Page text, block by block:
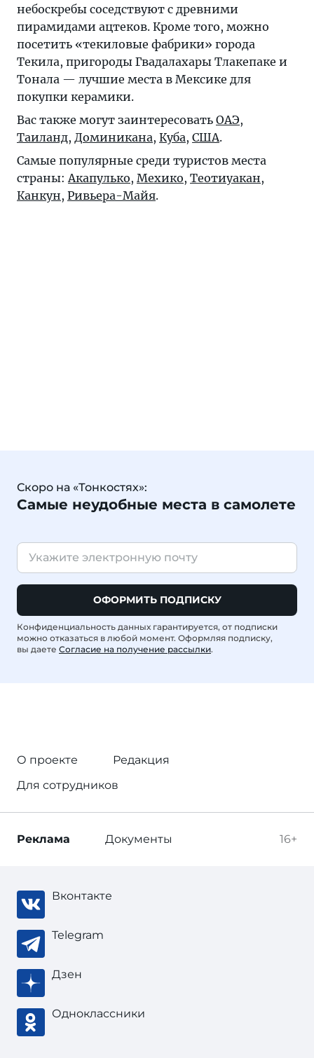
небоскребы соседствуют с древними
пирамидами ацтеков. Кроме того, можно
посетить «текиловые фабрики» города
Текила, пригороды Гвадалахары Тлакепаке и
Тонала — лучшие места в Мексике для
покупки керамики.
Вас также могут заинтересовать ОАЭ,
Таиланд, Доминикана, Куба, США.
Самые популярные среди туристов места
страны: Акапулько, Мехико, Теотиуакан,
Канкун, Ривьера-Майя.
Скоро на «Тонкостях»:
Самые неудобные места в самолете
ОФОРМИТЬ ПОДПИСКУ
Конфиденциальность данных гарантируется, от подписки
можно отказаться в любой момент. Оформляя подписку,
вы даете Согласие на получение рассылки.
О проекте
Редакция
Для сотрудников
16+
Реклама Документы
Вконтакте
Telegram
Дзен
Одноклассники